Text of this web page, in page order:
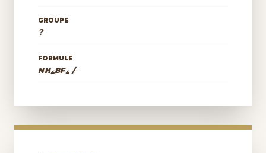
GROUPE
?
FORMULE
NH4BF4/